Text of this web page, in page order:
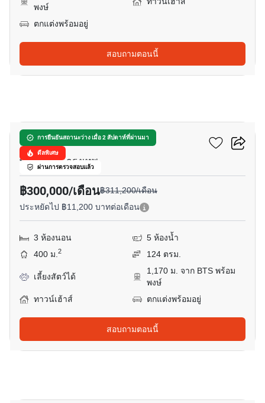
พงษ์
ตกแต่งพร้อมอยู่
สอบถามตอนนี้
การยืนยันสถานะว่าง เมื่อ 2 สัปดาห์ที่ผ่านมา
ดีลพิเศษ
ผ่านการตรวจสอบแล้ว
349 เรซิเดนส์
พร้อมพงษ์, กรุงเทพ
฿300,000/เดือน฿311,200/เดือน
ประหยัดไป ฿11,200 บาทต่อเดือน
3 ห้องนอน
5 ห้องน้ำ
400 ม.2 124 ตรม.
เลี้ยงสัตว์ได้
1,170 ม. จาก BTS พร้อม
พงษ์
ทาวน์เฮ้าส์
ตกแต่งพร้อมอยู่
สอบถามตอนนี้